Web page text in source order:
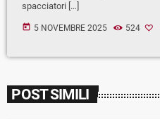
spacciatori […]
today 5 NOVEMBRE 2025 524
POST SIMILI